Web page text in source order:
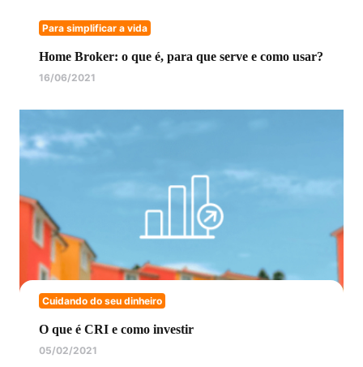
Para simplificar a vida
Home Broker: o que é, para que serve e como usar?
16/06/2021
Cuidando do seu dinheiro
O que é CRI e como investir
05/02/2021